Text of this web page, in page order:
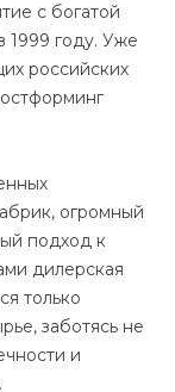
с богатой
1999 году. Уже
российских
огромный
подход к
дилерская
только
заботясь не
и